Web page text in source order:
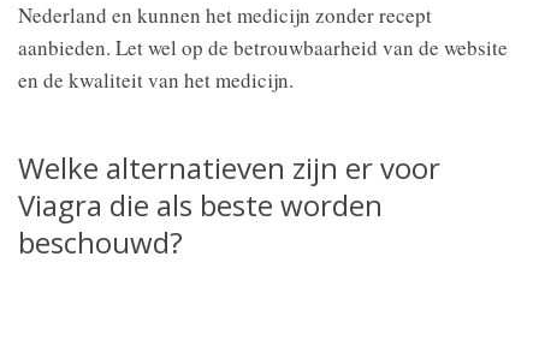
Nederland en kunnen het medicijn zonder recept
aanbieden. Let wel op de betrouwbaarheid van de website
en de kwaliteit van het medicijn.
Welke alternatieven zijn er voor
Viagra die als beste worden
beschouwd?